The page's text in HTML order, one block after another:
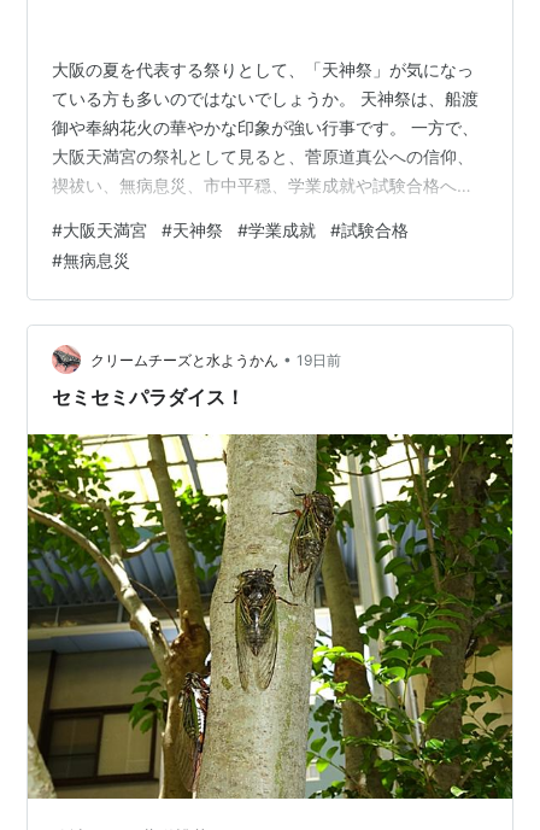
大阪の夏を代表する祭りとして、「天神祭」が気になっ
ている方も多いのではないでしょうか。 天神祭は、船渡
御や奉納花火の華やかな印象が強い行事です。 一方で、
大阪天満宮の祭礼として見ると、菅原道真公への信仰、
禊祓い、無病息災、市中平穏、学業成就や試験合格への
満宮の公式サイトでは、令和8年度の天神祭について、
2026年7月24日金曜日に宵宮祭、鉾流神事、行宮宵宮
祭、7月25日土曜日に本宮祭、神霊移御之儀、陸渡御、船
渡御、奉納花火、宮入還御列、還御祭、行宮本宮祭を予
定していると案内されています。 ただし、同じ公式案内
では、本殿での神事はすべて神職およ…
#大阪天満宮 #天神祭 #学業成就 #試験合格
#無病息災
クリームチーズと水ようかん • 19日前
セミセミパラダイス！